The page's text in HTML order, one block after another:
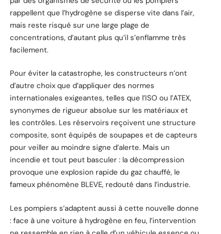
rappellent que l’hydrogène se disperse vite dans l’air,
mais reste risqué sur une large plage de
concentrations, d’autant plus qu’il s’enflamme très
facilement.
Pour éviter la catastrophe, les constructeurs n’ont
d’autre choix que d’appliquer des normes
internationales exigeantes, telles que l’ISO ou l’ATEX,
synonymes de rigueur absolue sur les matériaux et
les contrôles. Les réservoirs reçoivent une structure
composite, sont équipés de soupapes et de capteurs
pour veiller au moindre signe d’alerte. Mais un
incendie et tout peut basculer : la décompression
provoque une explosion rapide du gaz chauffé, le
fameux phénomène BLEVE, redouté dans l’industrie.
Les pompiers s’adaptent aussi à cette nouvelle donne
: face à une voiture à hydrogène en feu, l’intervention